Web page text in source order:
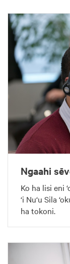
Ngaahi
Ko ha lisi eni
‘i Nu‘u Sila
ha tokoni.